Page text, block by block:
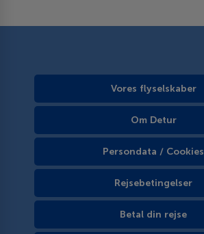
Vores flyselskaber
Om Detur
Persondata / Cookies
Rejsebetingelser
Betal din rejse